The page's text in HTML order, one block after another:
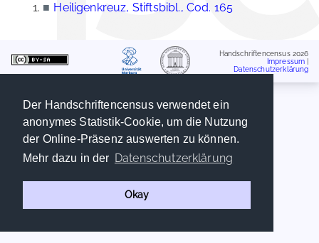
Der Handschriftencensus verwendet ein
anonymes Statistik-Cookie, um die Nutzung
der Online-Präsenz auswerten zu können.
Mehr dazu in der Datenschutzerklärung
Okay
■ Heiligenkreuz, Stiftsbibl., Cod. 165
Handschriftencensus 2026
Impressum
Datenschutzerklärung